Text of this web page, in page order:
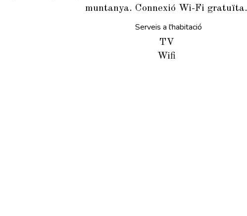
muntanya. Connexió Wi-Fi gratuïta.
Serveis a l'habitació
TV
Wifi